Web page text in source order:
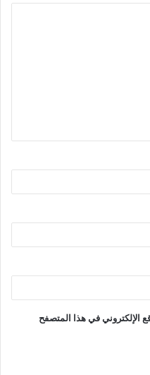
الإلكتروني في هذا المتصفح